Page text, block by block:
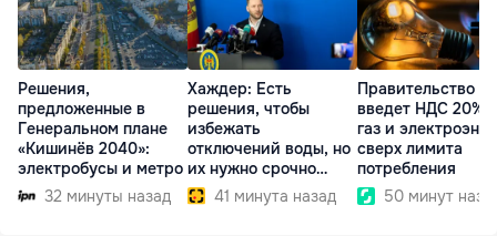
Решения,
предложенные в
Генеральном плане
«Кишинёв 2040»:
электробусы и метро
32 минуты назад
Хаждер: Есть
решения, чтобы
избежать
отключений воды, но
их нужно срочно
внедрить
41 минута назад
Правительство
введет НДС 20%
газ и
сверх лимита
потребления
50 минут